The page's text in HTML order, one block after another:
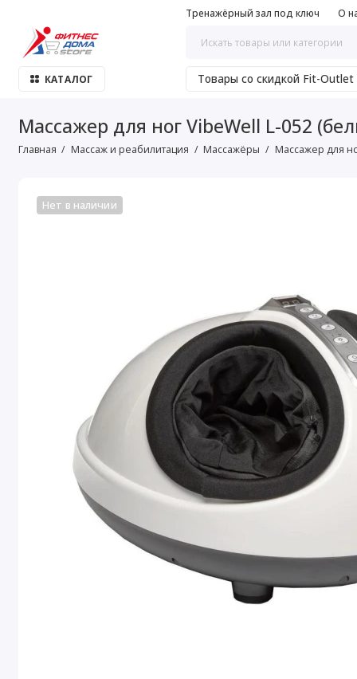
Тренажёрный зал под ключ О
КАТАЛОГ Товары со скидкой Fit-Outlet
Массажер для ног VibeWell L-052
Главная Массаж и реабилитация Массажёры Массажер для
Нет в наличии